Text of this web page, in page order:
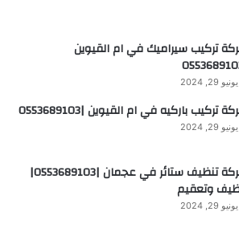
تركيب سيراميك في ام القيوين
يونيو 29, 2024
تركيب باركيه في ام القيوين |0553689103
يونيو 29, 2024
شركة تنظيف ستائر في عجمان |0553689103|
وتعقيم
يونيو 29, 2024